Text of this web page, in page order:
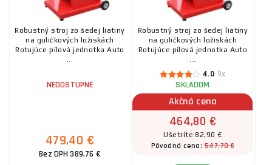
Robustný stroj zo šedej liatiny
na guličkových ložiskách
Rotujúce pílová jednotka Auto
...
NEDOSTUPNÉ
479,40 €
Bez DPH 389,76 €
Robustný stroj zo šedej liatiny
na guličkových ložiskách
Rotujúce pílová jednotka Auto
...
4.0 9x
SKLADOM
Akčná cena
464,80 €
Ušetríte 82,90 €
Pôvodná cena:547,70 €